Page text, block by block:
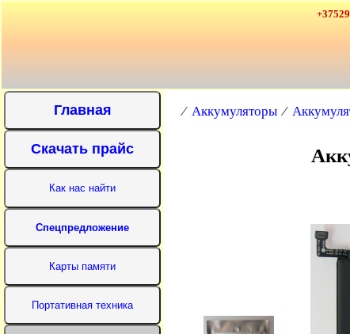
⁄ Аккумуляторы ⁄